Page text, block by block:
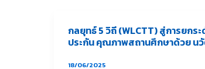
กลยุทธ์ 5 วิถี (WLCTT) สู่การยกร
ประกัน คุณภาพสถานศึกษาด้วย น
18/06/2025